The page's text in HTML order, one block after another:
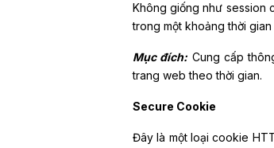
Không giống như session
trong một khoảng thời
Mục đích: Cung cấp
trang web theo thời gian.
Secure Cookie
Đây là một loại cookie